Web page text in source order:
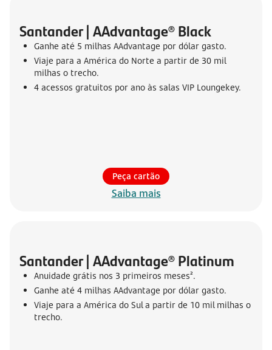
Santander | AAdvantage® Black
Ganhe até 5 milhas AAdvantage por dólar gasto.
Viaje para a América do Norte a partir de 30 mil
milhas o trecho.
4 acessos gratuitos por ano às salas VIP Loungekey.
Peça cartão
Saiba mais
Santander | AAdvantage® Platinum
Anuidade grátis nos 3 primeiros meses².
Ganhe até 4 milhas AAdvantage por dólar gasto.
Viaje para a América do Sul a partir de 10 mil milhas o
trecho.